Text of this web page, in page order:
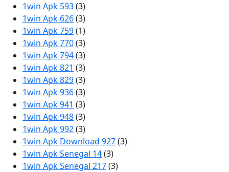
1win Apk 593(3)
1win Apk 626(3)
1win Apk 759(1)
1win Apk 770(3)
1win Apk 794(3)
1win Apk 821 (3)
1win Apk 829(3)
1win Apk 936(3)
1win Apk 941 (3)
1win Apk 948(3)
1win Apk 992(3)
1win Apk Download 927(3)
1win Apk Senegal 14(3)
1win Apk Senegal 217(3)